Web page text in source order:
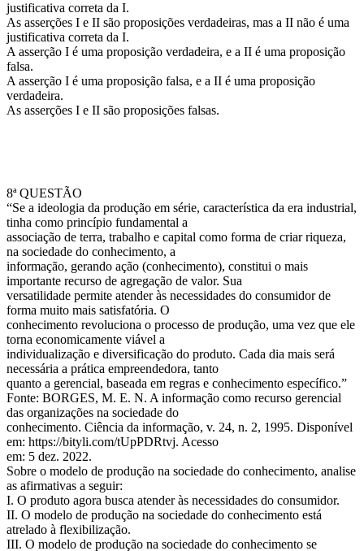
justificativa correta da I.
As asserções I e II são proposições verdadeiras, mas a II não é uma
justificativa correta da I.
A asserção I é uma proposição verdadeira, e a II é uma proposição
falsa.
A asserção I é uma proposição falsa, e a II é uma proposição
verdadeira.
As asserções I e II são proposições falsas.
8ª QUESTÃO
“Se a ideologia da produção em série, característica da era industrial,
tinha como princípio fundamental a
associação de terra, trabalho e capital como forma de criar riqueza,
na sociedade do conhecimento, a
informação, gerando ação (conhecimento), constitui o mais
importante recurso de agregação de valor. Sua
versatilidade permite atender às necessidades do consumidor de
forma muito mais satisfatória. O
conhecimento revoluciona o processo de produção, uma vez que ele
torna economicamente viável a
individualização e diversificação do produto. Cada dia mais será
necessária a prática empreendedora, tanto
quanto a gerencial, baseada em regras e conhecimento específico.”
Fonte: BORGES, M. E. N. A informação como recurso gerencial
das organizações na sociedade do
conhecimento. Ciência da informação, v. 24, n. 2, 1995. Disponível
em: https://bityli.com/tUpPDRtvj. Acesso
em: 5 dez. 2022.
Sobre o modelo de produção na sociedade do conhecimento, analise
as afirmativas a seguir:
I. O produto agora busca atender às necessidades do consumidor.
II. O modelo de produção na sociedade do conhecimento está
atrelado à flexibilização.
III. O modelo de produção na sociedade do conhecimento se